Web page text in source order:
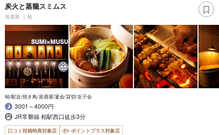
炭火と蒸籠スミムス
居酒屋 柏
柏/駅近/焼き鳥/居酒屋/宴会/貸切/女子会
3001～4000円
JR常磐線 柏駅西口徒歩3分
口コミ投稿特典対象店 ポイントプラス対象店